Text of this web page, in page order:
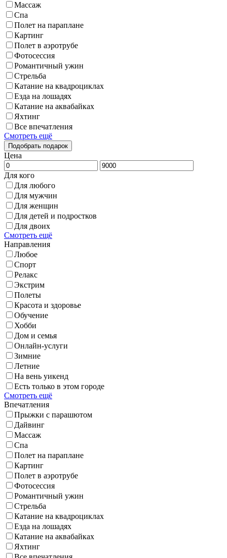
Массаж
Спа
Полет на параплане
Картинг
Полет в аэротрубе
Фотосессия
Романтичный ужин
Стрельба
Катание на квадроциклах
Езда на лошадях
Катание на аквабайках
Яхтинг
Все впечатления
Смотреть ещё
Цена
Для кого
Для любого
Для мужчин
Для женщин
Для детей и подростков
Для двоих
Смотреть ещё
Направления
Любое
Спорт
Релакс
Экстрим
Полеты
Красота и здоровье
Обучение
Хобби
Дом и семья
Онлайн-услуги
Зимние
Летние
На вень уикенд
Есть только в этом городе
Смотреть ещё
Впечатления
Прыжки с парашютом
Дайвинг
Массаж
Спа
Полет на параплане
Картинг
Полет в аэротрубе
Фотосессия
Романтичный ужин
Стрельба
Катание на квадроциклах
Езда на лошадях
Катание на аквабайках
Яхтинг